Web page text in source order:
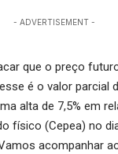
- ADVERTISEMENT -
que o preço
é o valor parcial
alta de 7,5% em
físico (Cepea) no
acompanhar